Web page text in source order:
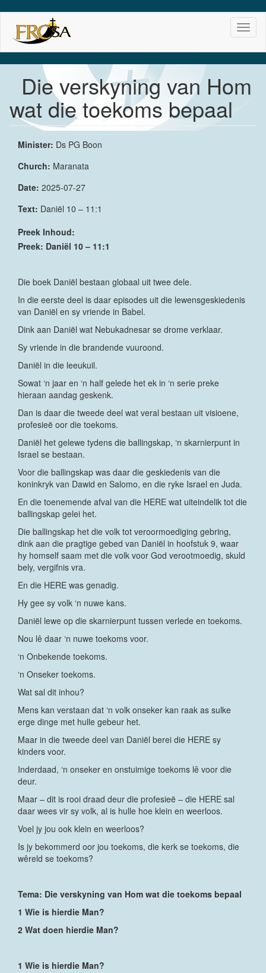
main
content
Die verskyning van Hom
wat die toekoms bepaal
Minister: Ds PG Boon
Church: Maranata
Date: 2025-07-27
Text: Daniël 10 – 11:1
Preek Inhoud:
Preek: Daniël 10 – 11:1
Die boek Daniël bestaan globaal uit twee dele.
In die eerste deel is daar episodes uit die lewensgeskiedenis
van Daniël en sy vriende in Babel.
Dink aan Daniël wat Nebukadnesar se drome verklaar.
Sy vriende in die brandende vuuroond.
Daniël in die leeukuil.
Sowat ‘n jaar en ‘n half gelede het ek in ‘n serie preke
hieraan aandag geskenk.
Dan is daar die tweede deel wat veral bestaan uit visioene,
profesieë oor die toekoms.
Daniël het gelewe tydens die ballingskap, ‘n skarnierpunt in
Israel se bestaan.
Voor die ballingskap was daar die geskiedenis van die
koninkryk van Dawid en Salomo, en die ryke Israel en Juda.
En die toenemende afval van die HERE wat uiteindelik tot die
ballingskap gelei het.
Die ballingskap het die volk tot veroormoediging gebring,
dink aan die pragtige gebed van Daniël in hoofstuk 9, waar
hy homself saam met die volk voor God verootmoedig, skuld
bely, vergifnis vra.
En die HERE was genadig.
Hy gee sy volk ‘n nuwe kans.
Daniël lewe op die skarnierpunt tussen verlede en toekoms.
Nou lê daar ‘n nuwe toekoms voor.
‘n Onbekende toekoms.
‘n Onseker toekoms.
Wat sal dit inhou?
Mens kan verstaan dat ‘n volk onseker kan raak as sulke
erge dinge met hulle gebeur het.
Maar in die tweede deel van Daniël berei die HERE sy
kinders voor.
Inderdaad, ‘n onseker en onstuimige toekoms lê voor die
deur.
Maar – dit is rooi draad deur die profesieë – die HERE sal
daar wees vir sy volk, al is hulle hoe klein en weerloos.
Voel jy jou ook klein en weerloos?
Is jy bekommerd oor jou toekoms, die kerk se toekoms, die
wêreld se toekoms?
Tema: Die verskyning van Hom wat die toekoms bepaal
1 Wie is hierdie Man?
2 Wat doen hierdie Man?
1 Wie is hierdie Man?